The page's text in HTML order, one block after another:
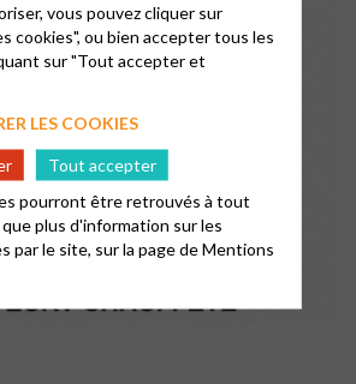
vous pouvez cliquer sur
cookies", ou bien accepter tous les
sur "Tout accepter et
LES COOKIES
Tout accepter
pourront être retrouvés à tout
plus d'information sur les
par le site, sur la page deMentions